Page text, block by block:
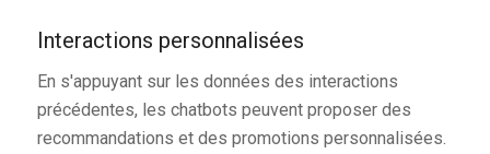
Interactions personnalisées
En s'appuyant sur les données des interactions
précédentes, les chatbots peuvent proposer des
recommandations et des promotions personnalisées.